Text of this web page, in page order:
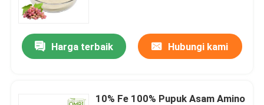
Asam Sodium Humat
Serbuk Asam Amino Senyawa
Harga terbaik Hubungi kami
10% Fe 100% Pupuk Asam Amino